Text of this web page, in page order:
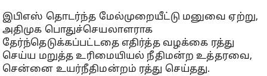
இபிஎஸ் தொடர்ந்த மேல்முறையீட்டு மனுவை ஏற்று,
அதிமுக பொதுச்செயலாளராக
தேர்ந்தெடுக்கப்பட்டதை எதிர்த்த வழக்கை ரத்து
செய்ய மறுத்த உரிமையியல் நீதிமன்ற உத்தரவை,
சென்னை உயர்நீதிமன்றம் ரத்து செய்தது.